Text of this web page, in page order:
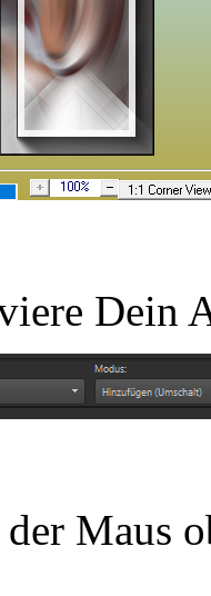
Dein
Maus